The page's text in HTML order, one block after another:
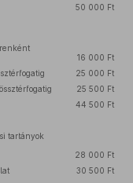
50 000 Ft
16 000 Ft
25 000 Ft
25 500 Ft
44 500 Ft
tartányok
28 000 Ft
30 500 Ft